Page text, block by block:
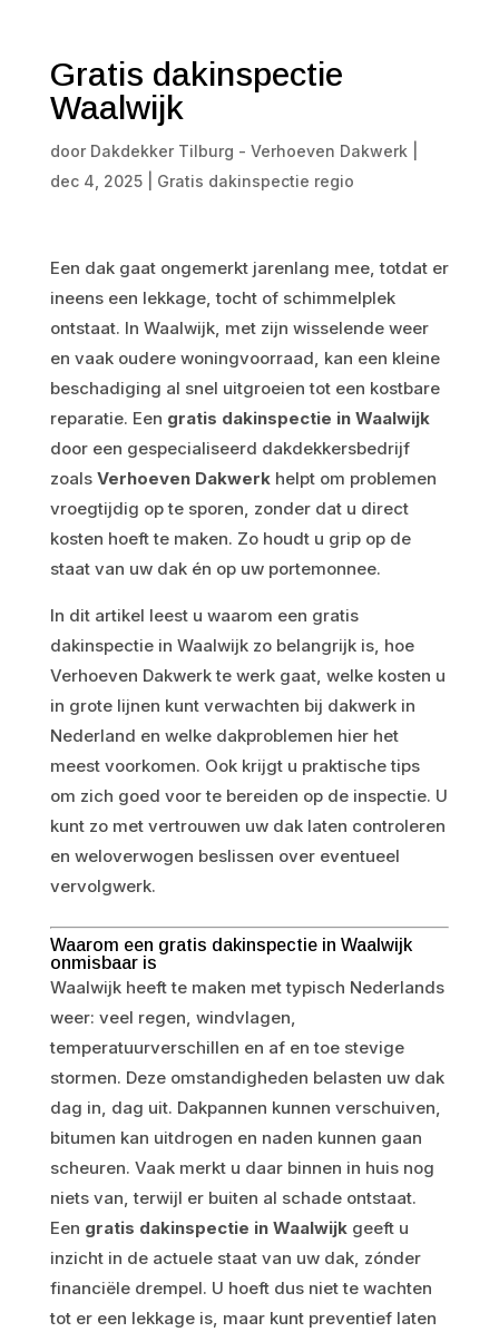
Gratis dakinspectie
Waalwijk
door Dakdekker Tilburg - Verhoeven Dakwerk
dec 4, 2025| Gratis dakinspectie regio
Een dak gaat ongemerkt jarenlang mee, totdat er
ineens een lekkage, tocht of schimmelplek
ontstaat. In Waalwijk, met zijn wisselende weer
en vaak oudere woningvoorraad, kan een kleine
beschadiging al snel uitgroeien tot een kostbare
reparatie. Een gratis dakinspectie in Waalwijk
door een gespecialiseerd dakdekkersbedrijf
zoals Verhoeven Dakwerkhelpt om problemen
vroegtijdig op te sporen, zonder dat u direct
kosten hoeft te maken. Zo houdt u grip op de
staat van uw dak én op uw portemonnee.
In dit artikel leest u waarom een gratis
dakinspectie in Waalwijk zo belangrijk is, hoe
Verhoeven Dakwerk te werk gaat, welke kosten u
in grote lijnen kunt verwachten bij dakwerk in
Nederland en welke dakproblemen hier het
meest voorkomen. Ook krijgt u praktische tips
om zich goed voor te bereiden op de inspectie. U
kunt zo met vertrouwen uw dak laten controleren
en weloverwogen beslissen over eventueel
vervolgwerk.
Waarom een gratis dakinspectie in Waalwijk
onmisbaar is
Waalwijk heeft te maken met typisch Nederlands
weer: veel regen, windvlagen,
temperatuurverschillen en af en toe stevige
stormen. Deze omstandigheden belasten uw dak
dag in, dag uit. Dakpannen kunnen verschuiven,
bitumen kan uitdrogen en naden kunnen gaan
scheuren. Vaak merkt u daar binnen in huis nog
niets van, terwijl er buiten al schade ontstaat.
Een gratis dakinspectie in Waalwijkgeeft u
inzicht in de actuele staat van uw dak, zónder
financiële drempel. U hoeft dus niet te wachten
tot er een lekkage is, maar kunt preventief laten